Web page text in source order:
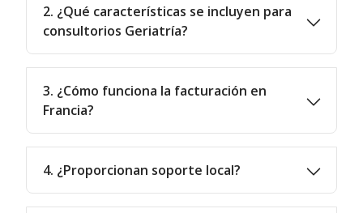
2. ¿Qué características se incluyen para
consultorios Geriatría?
3. ¿Cómo funciona la facturación en
Francia?
4. ¿Proporcionan soporte local?